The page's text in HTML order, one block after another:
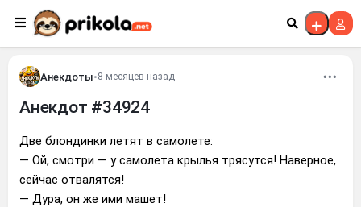
Перейти к контенту
Анекдоты•8 месяцев назад
Анекдот #34924
Две блондинки летят в самолете:
— Ой, смотри — у самолета крылья трясутся! Наверное,
сейчас отвалятся!
— Дура, он же ими машет!